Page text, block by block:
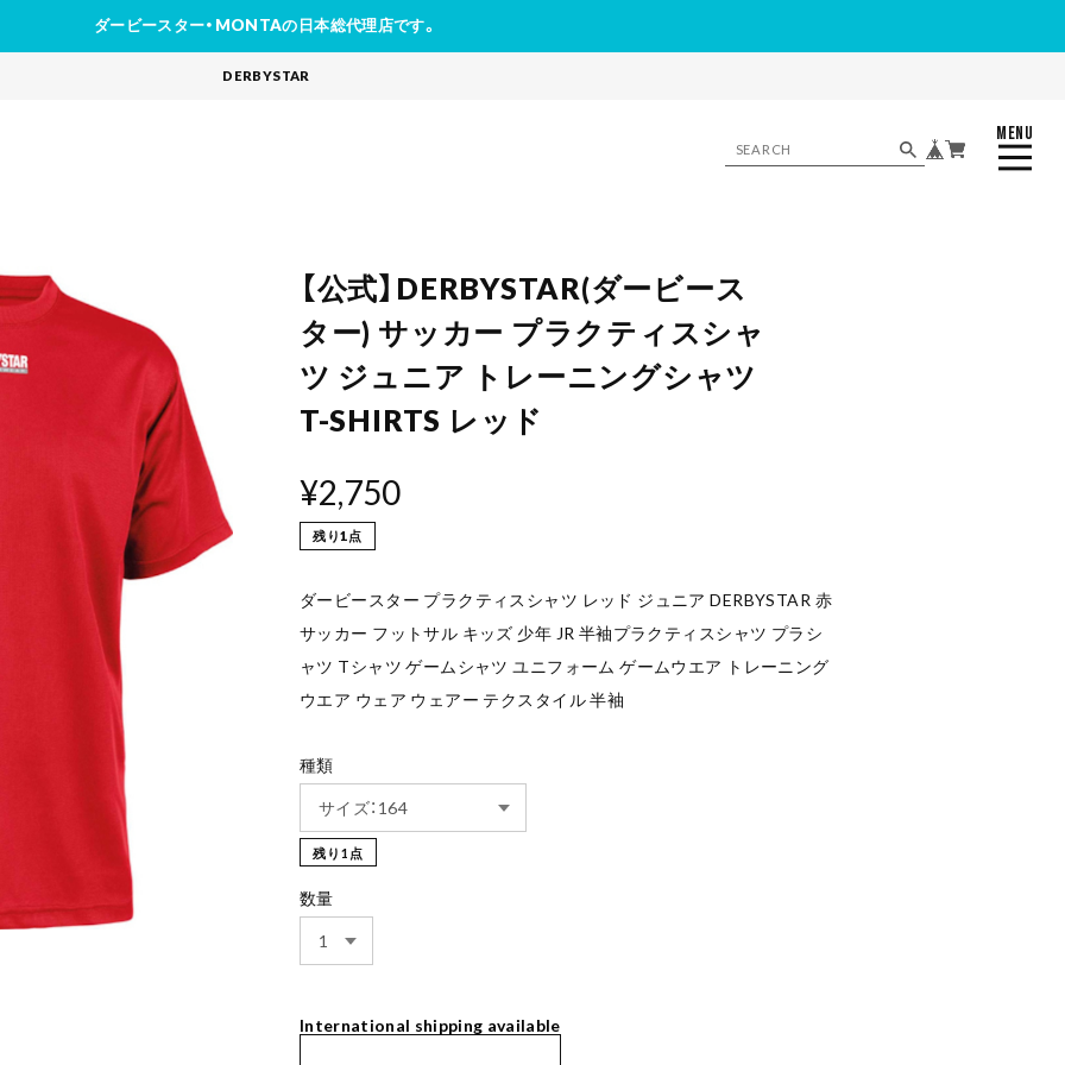
ダービースター・MONTAの日本総代理店です。
DERBYSTAR
MENU
CLOSE
【公式】DERBYSTAR(ダービース
ター) サッカー プラクティスシャ
ツ ジュニア トレーニングシャツ
T-SHIRTS レッド
¥2,750
残り1点
ダービースター プラクティスシャツ レッド ジュニア DERBYSTAR 赤
サッカー フットサル キッズ 少年 JR 半袖プラクティスシャツ プラシ
ャツ Tシャツ ゲームシャツ ユニフォーム ゲームウエア トレーニング
ウエア ウェア ウェアー テクスタイル 半袖
種類
残り1点
数量
International shipping available